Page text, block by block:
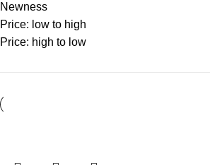
Newness
Price: low to high
Price: high to low